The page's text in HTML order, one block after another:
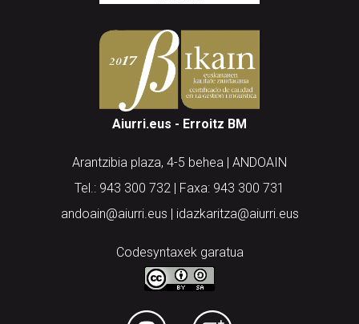
Aiurri.eus - Erroitz BM
Arantzibia plaza, 4-5 behea | ANDOAIN
Codesyntaxek garatua